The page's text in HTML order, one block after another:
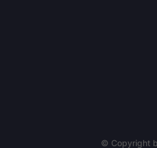
© Copyright